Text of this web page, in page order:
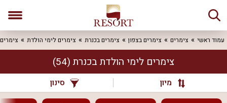
עמוד ראשי צימרים צימרים בצפון צימרים בכנרת צימרים לימי הולדת
צימרים לימי הולדת בכנרת (54)
מיון סינון